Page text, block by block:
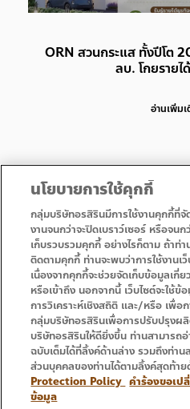
ORN สวนกระแส ทั้งปีโต
ลบ. โกยราย
อ่านเพิ่ม
• Homepage
• Service
นโยบายการใช้คุกกี้
กลุ่มบริษัทอรสิรินมีการใช้งานคุกกี้ที่
งานจนกว่าจะปิดเบราว์เซอร์ หรือจน
เก็บรวบรวมคุกกี้ อย่างไรก็ตาม ถ้าท่
ติดตามคุกกี้ ท่านจะพบว่าการใช้งานเ
เนื่องจากคุกกี้จะช่วยจัดเก็บข้อมูลเกี่
หรือเข้าถึง นอกจากนี้ เว็บไซต์จะใช้ข้
การวิเคราะห์เชิงสถิติ และ/หรือ เพื่อ
กลุ่มบริษัทอรสิรินเพื่อการปรับปรุง
บริษัทอรสิรินให้ดียิ่งขึ้น ท่านสามารถ
ฉบับเต็มได้ที่ลิ้งค์ด้านล่าง รวมถึงท่าน
ส่วนบุคคลของท่านได้ตามลิ้งค์สุดท้าย
Protection Policy คำร้องขอเป
ข้อมูล